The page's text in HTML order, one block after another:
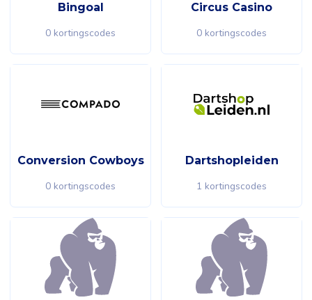
Bingoal
0 kortingscodes
Circus Casino
0 kortingscodes
Conversion Cowboys
0 kortingscodes
Dartshopleiden
1 kortingscodes